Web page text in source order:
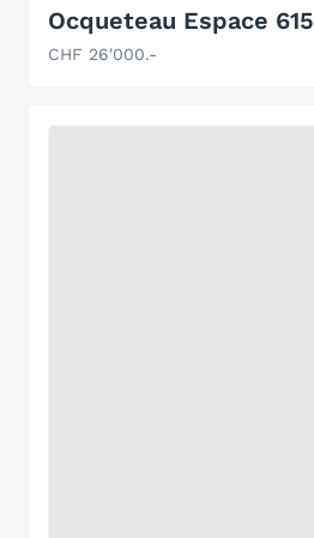
Ocqueteau Espace 615
CHF 26'000.-